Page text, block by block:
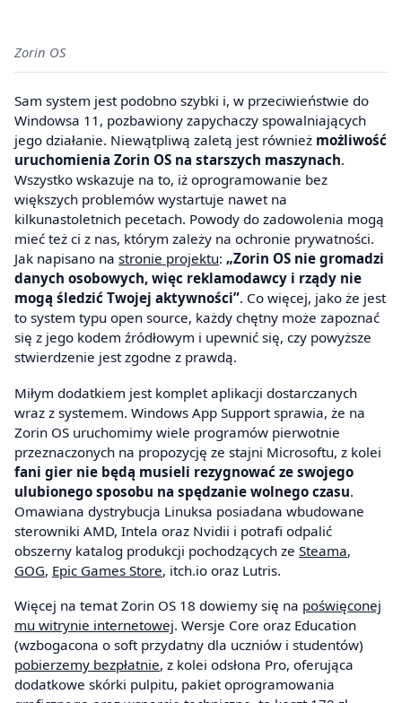
Zorin OS
Sam system jest podobno szybki i, w przeciwieństwie do
Windowsa 11, pozbawiony zapychaczy spowalniających
jego działanie. Niewątpliwą zaletą jest również możliwość
uruchomienia Zorin OS na starszych maszynach.
Wszystko wskazuje na to, iż oprogramowanie bez
większych problemów wystartuje nawet na
kilkunastoletnich pecetach. Powody do zadowolenia mogą
mieć też ci z nas, którym zależy na ochronie prywatności.
Jak napisano na stronie projektu: „Zorin OS nie gromadzi
danych osobowych, więc reklamodawcy i rządy nie
mogą śledzić Twojej aktywności”. Co więcej, jako że jest
to system typu open source, każdy chętny może zapoznać
się z jego kodem źródłowym i upewnić się, czy powyższe
stwierdzenie jest zgodne z prawdą.
Miłym dodatkiem jest komplet aplikacji dostarczanych
wraz z systemem. Windows App Support sprawia, że na
Zorin OS uruchomimy wiele programów pierwotnie
przeznaczonych na propozycję ze stajni Microsoftu, z kolei
fani gier nie będą musieli rezygnować ze swojego
ulubionego sposobu na spędzanie wolnego czasu.
Omawiana dystrybucja Linuksa posiadana wbudowane
sterowniki AMD, Intela oraz Nvidii i potrafi odpalić
obszerny katalog produkcji pochodzących ze Steama,
GOG, Epic Games Store, itch.io oraz Lutris.
Więcej na temat Zorin OS 18 dowiemy się na poświęconej
mu witrynie internetowej. Wersje Core oraz Education
(wzbogacona o soft przydatny dla uczniów i studentów)
pobierzemy bezpłatnie, z kolei odsłona Pro, oferująca
dodatkowe skórki pulpitu, pakiet oprogramowania